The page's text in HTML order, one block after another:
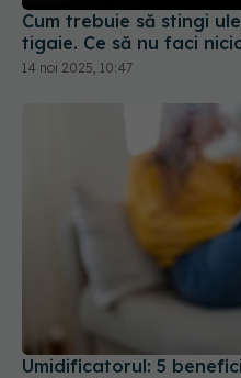
Cum trebuie să stingi
tigaie. Ce să nu faci
14 noi 2025, 10:47
Umidificatorul: 5